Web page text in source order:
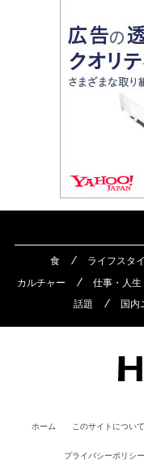
食 ライフスタ
カルチャー
仕事・人生
話題
国内
ホーム このサイトについて
プライバシーポリシー